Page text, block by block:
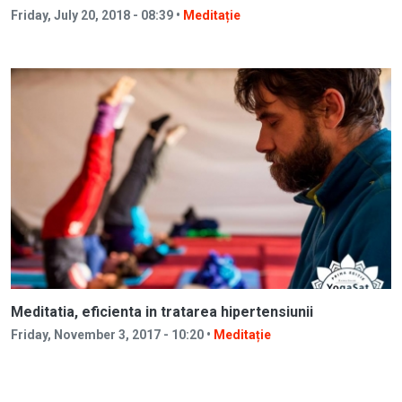
Friday, July 20, 2018 - 08:39 • Meditație
Meditatia, eficienta in tratarea hipertensiunii
Friday, November 3, 2017 - 10:20 • Meditație